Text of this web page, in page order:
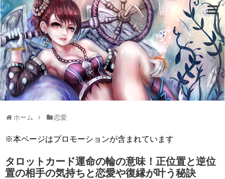
ホーム 恋愛
※本ページはプロモーションが含まれています
タロットカード運命の輪の意味！正位置と逆位
置の相手の気持ちと恋愛や復縁が叶う秘訣